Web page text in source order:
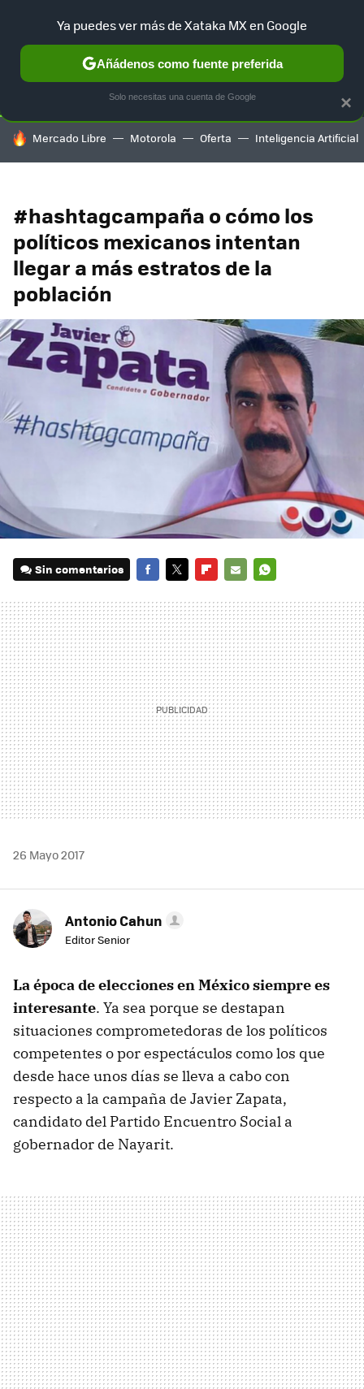
SELECCIÓN GAMING HOME AUTO TERRITORIO
HOY SE HABLA DE
Mercado Libre Motorola Oferta Inteligencia Artificial
#hashtagcampaña o cómo los
políticos mexicanos intentan
llegar a más estratos de la
población
Sin comentarios
MAIL
26 Mayo 2017
Antonio Cahun
Editor Senior
La época de elecciones en México siempre es
interesante. Ya sea porque se destapan
situaciones comprometedoras de los políticos
competentes o por espectáculos como los que
desde hace unos días se lleva a cabo con
respecto a la campaña de Javier Zapata,
candidato del Partido Encuentro Social a
gobernador de Nayarit.
×
Ya puedes ver más de Xataka MX en Google
Añádenos como fuente preferida
Solo necesitas una cuenta de Google